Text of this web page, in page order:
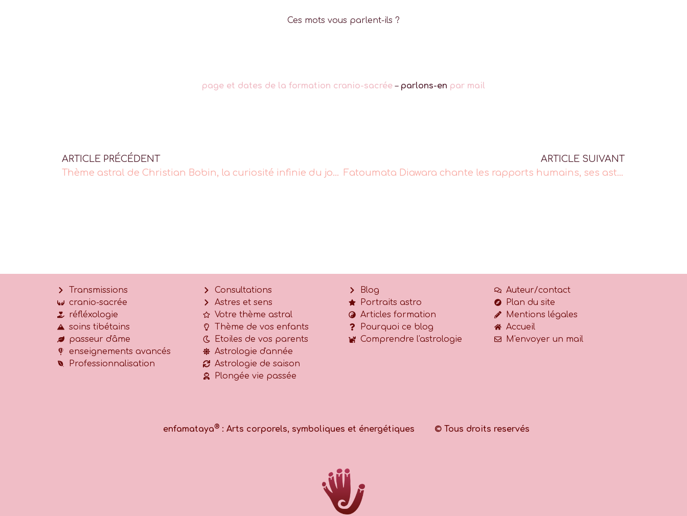
Ces mots vous parlent-ils ?
page et dates de la formation cranio-sacrée – parlons-en par mail
ARTICLE PRÉCÉDENT
Thème astral de Christian Bobin, la curiosité infinie du jour – Astrologie
ARTICLE SUIVANT
Fatoumata Diawara chante les rapports humains, ses astres les dansent
Transmissions
cranio-sacrée
réfléxologie
soins tibétains
passeur d'âme
enseignements avancés
Professionnalisation
Consultations
Astres et sens
Votre thème astral
Thème de vos enfants
Etoiles de vos parents
Astrologie d'année
Astrologie de saison
Plongée vie passée
Blog
Portraits astro
Articles formation
Pourquoi ce blog
Comprendre l'astrologie
Auteur/contact
Plan du site
Mentions légales
Accueil
M'envoyer un mail
enfamataya®: Arts corporels, symboliques et énergétiques © Tous droits reservés